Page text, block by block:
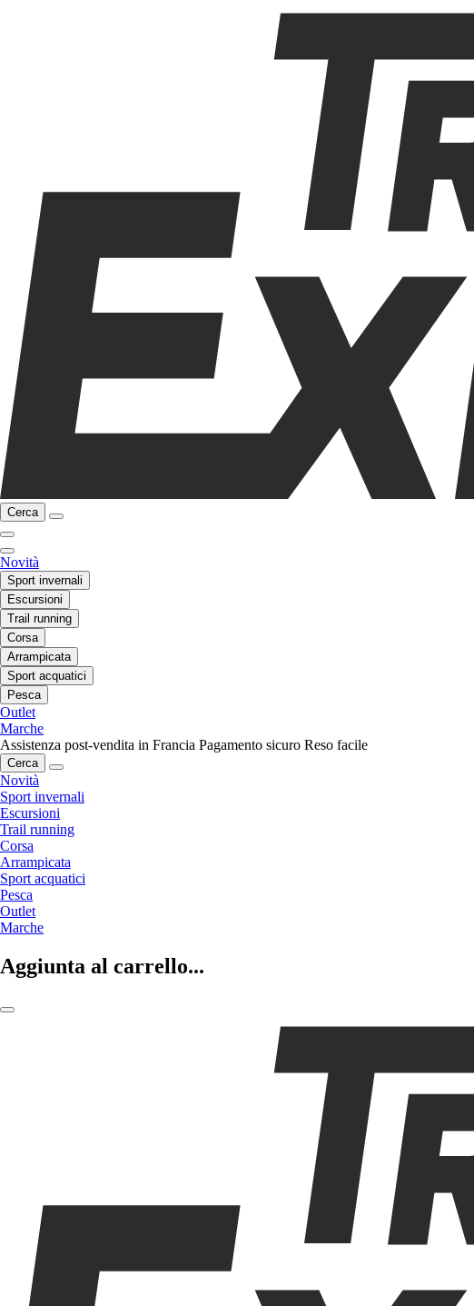
Cerca
Novità
Sport invernali
Escursioni
Trail running
Corsa
Arrampicata
Sport acquatici
Pesca
Outlet
Marche
Assistenza post-vendita in Francia Pagamento sicuro Reso facile
Cerca
Novità
Sport invernali
Escursioni
Trail running
Corsa
Arrampicata
Sport acquatici
Pesca
Outlet
Marche
Aggiunta al carrello...